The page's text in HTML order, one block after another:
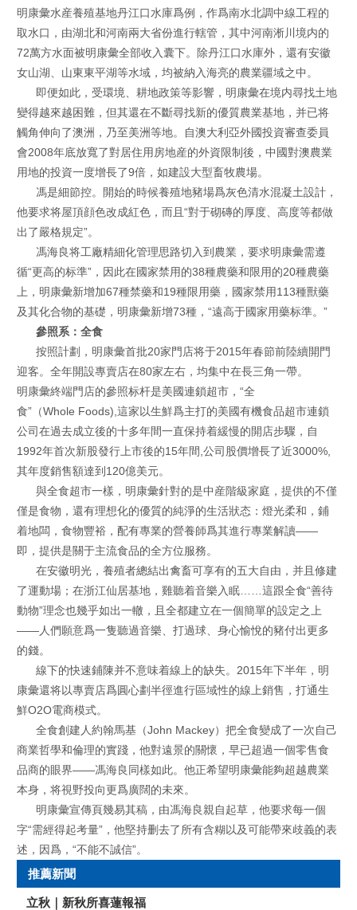
明康彙水産養殖基地丹江口水庫爲例，作爲南水北調中線工程的
取水口，由湖北和河南兩大省份進行轄管，其中河南淅川境内的
72萬方水面被明康彙全部收入囊下。除丹江口水庫外，還有安徽
女山湖、山東東平湖等水域，均被納入海亮的農業疆域之中。
即便如此，受環境、耕地政策等影響，明康彙在境内尋找土地
變得越來越困難，但其還在不斷尋找新的優質農業基地，并已将
觸角伸向了澳洲，乃至美洲等地。自澳大利亞外國投資審查委員
會2008年底放寬了對居住用房地産的外資限制後，中國對澳農業
用地的投資一度增長了9倍，如建設大型畜牧農場。
馮是細節控。開始的時候養殖地豬場爲灰色清水混凝土設計，
他要求将屋頂顔色改成紅色，而且“對于砌磚的厚度、高度等都做
出了嚴格規定”。
馮海良将工廠精細化管理思路切入到農業，要求明康彙需遵
循“更高的标準”，因此在國家禁用的38種農藥和限用的20種農藥
上，明康彙新增加67種禁藥和19種限用藥，國家禁用113種獸藥
及其化合物的基礎，明康彙新增73種，“遠高于國家用藥标準。”
參照系：全食
按照計劃，明康彙首批20家門店将于2015年春節前陸續開門
迎客。全年開設專賣店在80家左右，均集中在長三角一帶。
明康彙終端門店的參照标杆是美國連鎖超市，“全
食”（Whole Foods),這家以生鮮爲主打的美國有機食品超市連鎖
公司在過去成立後的十多年間一直保持着緩慢的開店步驟，自
1992年首次新股發行上市後的15年間,公司股價增長了近3000%,
其年度銷售額達到120億美元。
與全食超市一樣，明康彙針對的是中産階級家庭，提供的不僅
僅是食物，還有理想化的優質的純淨的生活狀态：燈光柔和，鋪
着地闆，食物豐裕，配有專業的營養師爲其進行專業解讀——
即，提供是關于主流食品的全方位服務。
在安徽明光，養殖者總結出禽畜可享有的五大自由，并且修建
了運動場；在浙江仙居基地，雞聽着音樂入眠……這跟全食“善待
動物”理念也幾乎如出一轍，且全都建立在一個簡單的設定之上
——人們願意爲一隻聽過音樂、打過球、身心愉悅的豬付出更多
的錢。
線下的快速鋪陳并不意味着線上的缺失。2015年下半年，明
康彙還将以專賣店爲圓心劃半徑進行區域性的線上銷售，打通生
鮮O2O電商模式。
全食創建人約翰馬基（John Mackey）把全食變成了一次自己
商業哲學和倫理的實踐，他對遠景的關懷，早已超過一個零售食
品商的眼界——馮海良同樣如此。他正希望明康彙能夠超越農業
本身，将視野投向更爲廣闊的未來。
明康彙宣傳頁幾易其稿，由馮海良親自起草，他要求每一個
字“需經得起考量”，他堅持删去了所有含糊以及可能帶來歧義的表
述，因爲，“不能不誠信”。
推薦新聞
立秋｜新秋所喜蓮報福